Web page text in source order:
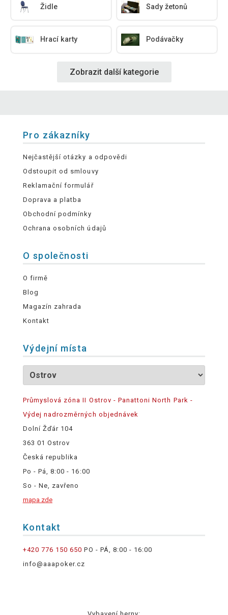
Židle Sady žetonů
Hrací karty Podávačky
Zobrazit další kategorie
Pro zákazníky
Nejčastější otázky a odpovědi
Odstoupit od smlouvy
Reklamační formulář
Doprava a platba
Obchodní podmínky
Ochrana osobních údajů
O společnosti
O firmě
Blog
Magazín zahrada
Kontakt
Výdejní místa
Průmyslová zóna II Ostrov - Panattoni North Park -
Výdej nadrozměrných objednávek
Dolní Žďár 104
363 01 Ostrov
Česká republika
Po - Pá, 8:00 - 16:00
So - Ne, zavřeno
mapa zde
Kontakt
+420 776 150 650 PO - PÁ, 8:00 - 16:00
info@aaapoker.cz